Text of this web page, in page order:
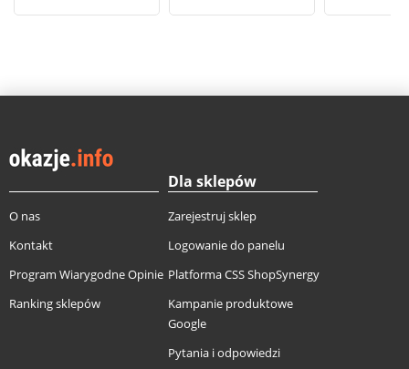
O nas
Kontakt
Program Wiarygodne Opinie
Ranking sklepów
Dla sklepów
Zarejestruj sklep
Logowanie do panelu
Platforma CSS ShopSynergy
Kampanie produktowe
Google
Pytania i odpowiedzi